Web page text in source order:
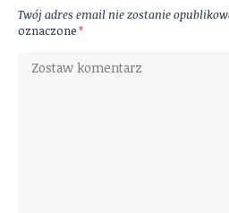
Twój adres email nie zostanie
oznaczone*